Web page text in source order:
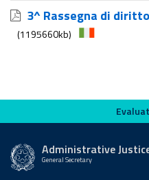
3^ Rassegna di
(1195660kb)
Evaluate this site
Administrative
General Secretary